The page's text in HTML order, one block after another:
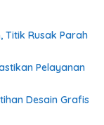
Titik Rusak Parah
Pelayanan
Desain Grafis